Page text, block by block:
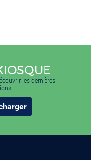
les dernières